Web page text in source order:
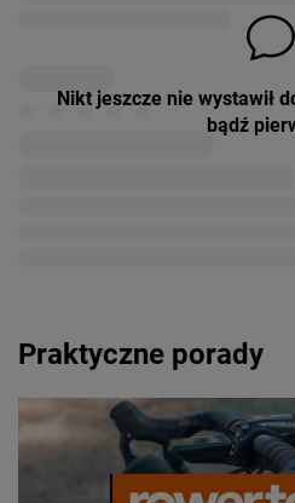
Nikt jeszcze nie wystawił
bądź
Praktyczne porady